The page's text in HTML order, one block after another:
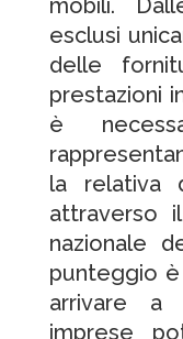
mobili.
esclusi
delle
prestazioni
è
la relativa
attraverso
nazionale
punteggio
arrivare a
imprese